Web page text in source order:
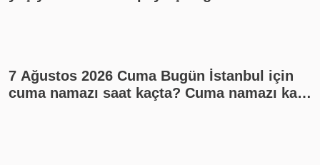
7 Ağustos 2026 Cuma Bugün İstanbul için
cuma namazı saat kaçta? Cuma namazı kaç